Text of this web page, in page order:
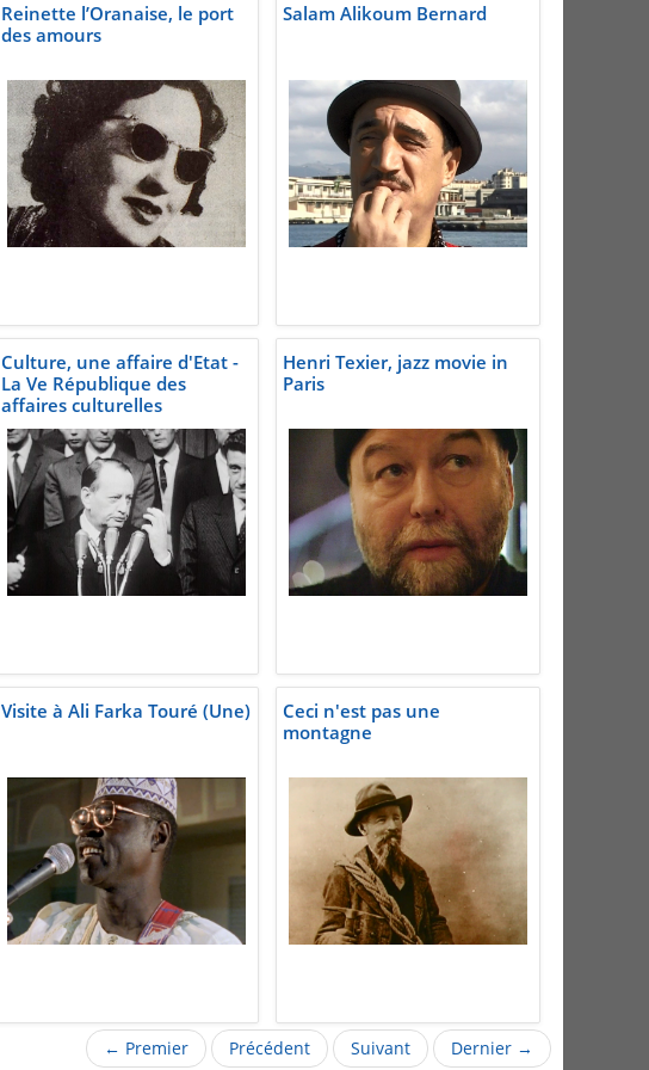
Reinette l’Oranaise, le port
des amours
Salam Alikoum Bernard
Culture, une affaire d'Etat -
La Ve République des
affaires culturelles
Henri Texier, jazz movie in
Paris
Visite à Ali Farka Touré (Une)
Ceci n'est pas une
montagne
← Premier Précédent Suivant Dernier →